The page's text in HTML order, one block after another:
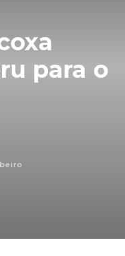
para o